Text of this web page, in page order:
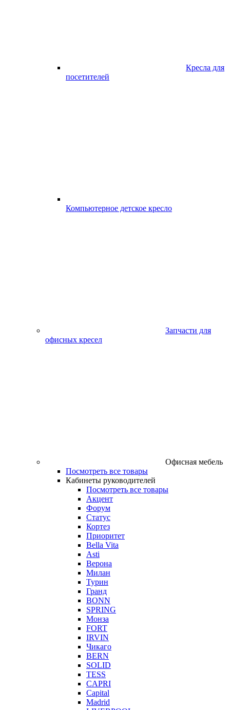
Кресла для
посетителей
Компьютерное детское кресло
Запчасти для
офисных кресел
Офисная мебель
Посмотреть все товары
Кабинеты руководителей
Посмотреть все товары
Акцент
Форум
Статус
Кортез
Приоритет
Bella Vita
Asti
Верона
Милан
Турин
Гранд
BONN
SPRING
Монза
FORT
IRVIN
Чикаго
BERN
SOLID
TESS
CAPRI
Capital
Madrid